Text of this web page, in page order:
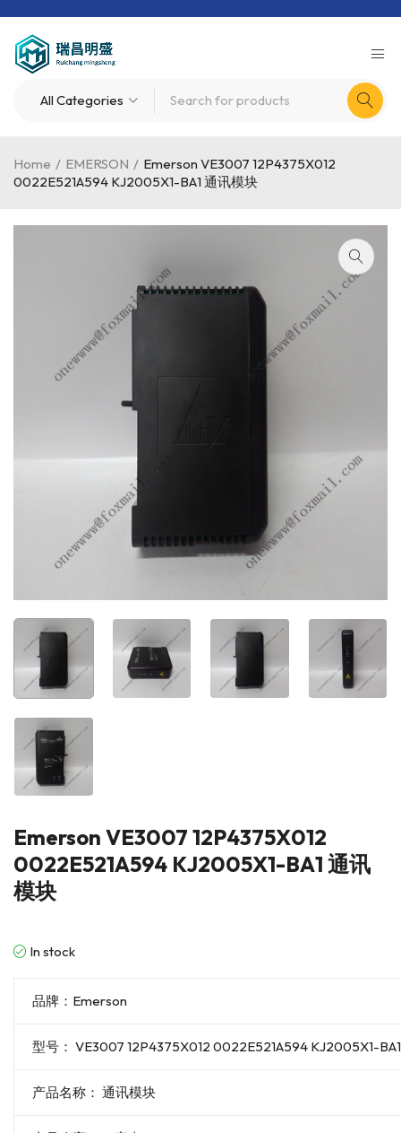
Home / EMERSON / Emerson VE3007 12P4375X012
0022E521A594 KJ2005X1-BA1 通讯模块
Emerson VE3007 12P4375X012
0022E521A594 KJ2005X1-BA1 通讯
模块
In stock
品牌：Emerson
型号： VE3007 12P4375X012 0022E521A594 KJ2005X1-
产品名称： 通讯模块